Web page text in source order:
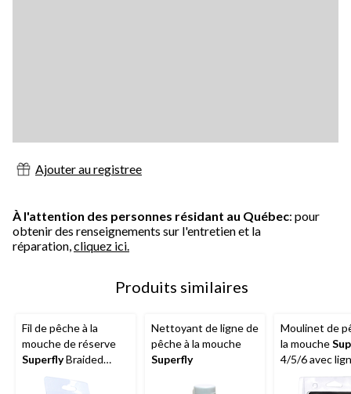
Ajouter au registree
À l'attention des personnes résidant au Québec: pour
obtenir des renseignements sur l'entretien et la
réparation,cliquez ici.
Produits similaires
Fil de pêche à la
mouche de réserve
SuperflyBraided
Dacron, chartreuse,
Nettoyant de ligne de
pêche à la mouche
Superfly
Moulinet de
la mouche
4/5/6 avec
préembobiné,
réversible